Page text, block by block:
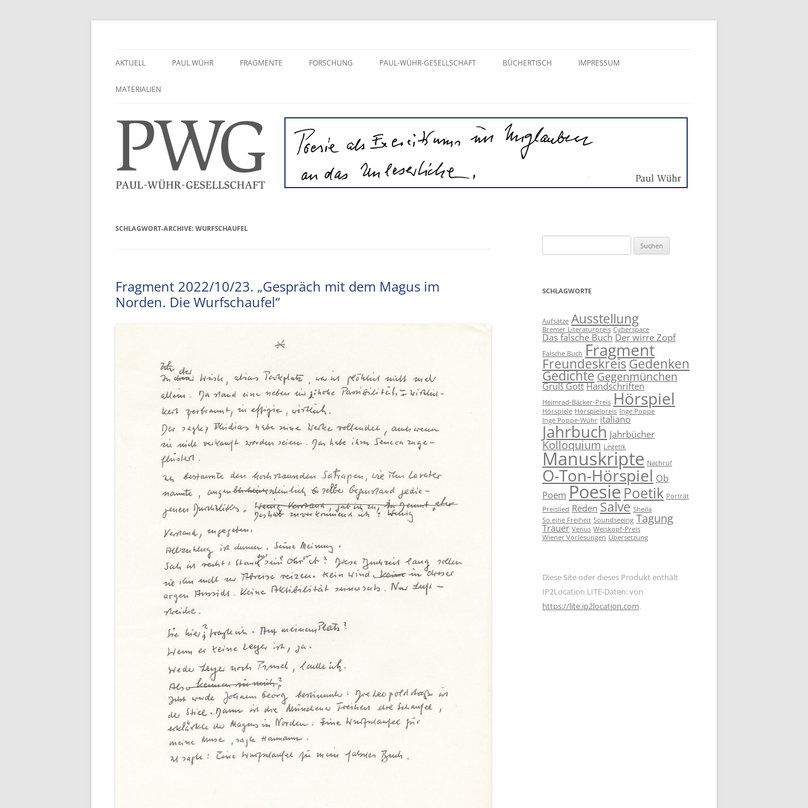
Zum
AKTUELL PAUL WÜHR
TEXTE VON PAUL WÜHR WIENER VORLESUNGEN
MATERIALIEN
FRAGMENTE FORSCHUNG
TAGUNGEN
PAUL-WÜHR-GESELLSCHAFT
PROFIL
MITGLIEDSCHAFT
GESCHICHTE JAHRBÜCHER
BÜCHERTISCH IMPRESSUM
MATERIALIEN
SCHLAGWORT-ARCHIVE: WURFSCHAUFEL
Fragment 2022/10/23. „Gespräch mit dem Magus im
Norden. Die Wurfschaufel“
nach:
SCHLAGWORTE
Aufsätze Ausstellung
Bremer Literaturpreis Cyberspace
Das falsche Buch Der wirre Zopf
Falsche Buch Fragment
FreundeskreisGedenken
Gedichte Gegenmünchen
Grüß Gott Handschriften
Heimrad-Bäcker-Preis Hörspiel
Hörspiele Hörspielpreis Inge Poppe
Inge Poppe-Wühr italiano
Jahrbuch Jahrbücher
Kolloquium Legetik
Manuskripte Nachruf
O-Ton-Hörspiel Ob
Poem PoesiePoetik Porträt
Preislied Reden Salve Sheila
So eine Freiheit Soundseeing Tagung
Trauer Venus Weiskopf-Preis
Wiener Vorlesungen Übersetzung
Diese Site oder dieses Produkt enthält
IP2Location LITE-Daten: von
https://lite.ip2location.com.